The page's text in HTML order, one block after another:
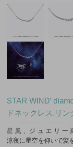
STAR WIND’
ドネックレス,リン
星 風 、ジ ュ エ リ ー
涼夜に星空を仰いで髪